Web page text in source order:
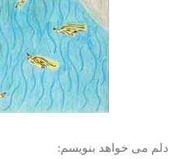
دلم می خواهد بنويسم: